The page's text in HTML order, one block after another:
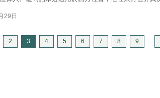
29日
2 3 4 5 6 7 8 9 ...